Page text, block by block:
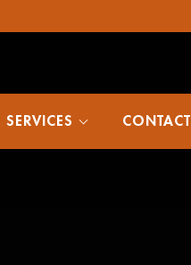
SERVICES CONTACT